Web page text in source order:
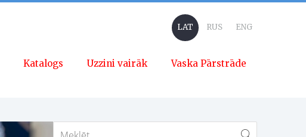
Katalogs Uzzini vairāk Vaska Pārstrāde
LAT RUS ENG